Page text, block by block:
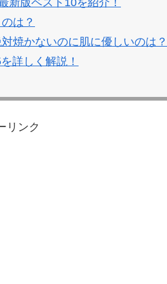
は？
焼かないのに肌に優しいのは？
詳しく解説！
リンク